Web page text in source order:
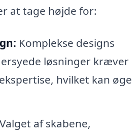
at tage højde for:
Komplekse designs
løsninger kræver
hvilket kan øge
Valget af skabene,